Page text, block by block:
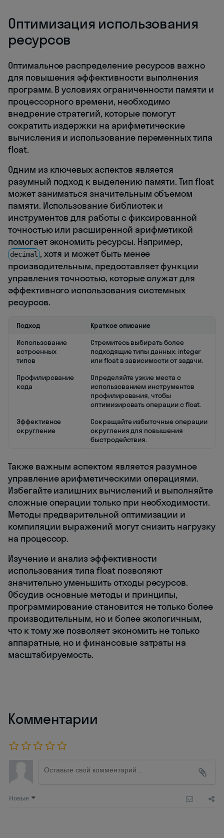
Оптимизация использования
ресурсов
Оптимальное распределение ресурсов важно
для повышения эффективности выполнения
программ. В условиях ограниченности памяти и
процессорного времени, необходимо
внедрение стратегий, которые помогут
сократить издержки на арифметические
вычисления и использование переменных типа
float.
Одним из ключевых аспектов является
разумный подход к выделению памяти. Тип float
может заниматься значительным объемом
памяти. Использование библиотек и
инструментов для работы с фиксированной
точностью или расширенной арифметикой
помогает экономить ресурсы. Например,
decimal , хотя и может быть менее
производительным, предоставляет функции
управления точностью, которые служат для
эффективного использования системных
ресурсов.
Подход
Краткое описание
Использование
встроенных
типов
Стремитесь выбирать более
подходящие типы данных: integer
или float в зависимости от задачи.
Профилирование
кода
Определяйте узкие места с
использованием инструментов
профилирования, чтобы
оптимизировать операции с float.
Эффективное
округление
Сокращайте избыточные операции
округления для повышения
быстродействия.
Также важным аспектом является разумное
управление арифметическими операциями.
Избегайте излишних вычислений и выполняйте
сложные операции только при необходимости.
Методы предварительной оптимизации и
компиляции выражений могут снизить нагрузку
на процессор.
Изучение и анализ эффективности
использования типа float позволяют
значительно уменьшить отходы ресурсов.
Обсудив основные методы и принципы,
программирование становится не только более
производительным, но и более экологичным,
что к тому же позволяет экономить не только
аппаратные, но и финансовые затраты на
масштабируемость.
Комментарии
Новые